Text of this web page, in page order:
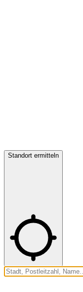
Standort ermitteln